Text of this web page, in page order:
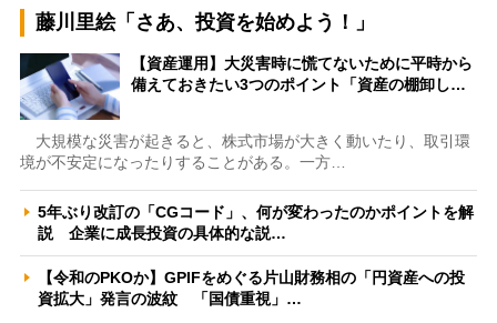
藤川里絵「さあ、投資を始めよう！」
【資産運用】大災害時に慌てないために平時から
備えておきたい3つのポイント「資産の棚卸し…
大規模な災害が起きると、株式市場が大きく動いたり、取引環
境が不安定になったりすることがある。一方…
5年ぶり改訂の「CGコード」、何が変わったのかポイントを解
説 企業に成長投資の具体的な説…
【令和のPKOか】GPIFをめぐる片山財務相の「円資産への投
資拡大」発言の波紋 「国債重視」…